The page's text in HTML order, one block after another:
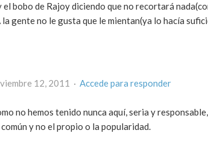
bobo de Rajoy diciendo que no recortará
gente no le gusta que le mientan(ya lo hacía
12, 2011 · Accede para responder
no hemos tenido nunca aquí, seria y
y no el propio o la popularidad.